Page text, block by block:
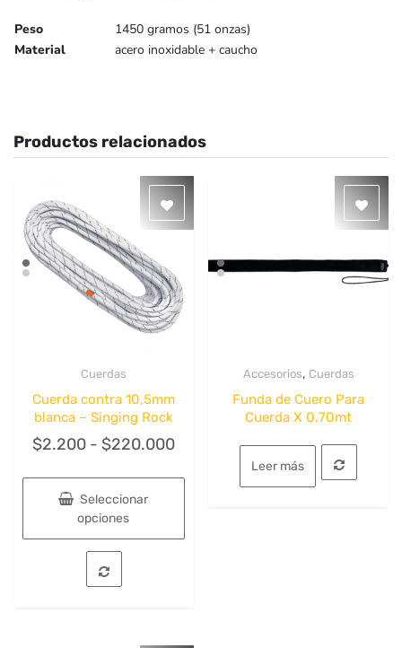
Peso
1450 gramos (51 onzas)
Material
acero inoxidable + caucho
Productos relacionados
Cuerdas
Cuerda contra 10,5mm
blanca – Singing Rock
$2.200 - $220.000Rango
$2.200
Seleccionar
opciones
Este
producto
tiene
Accesorios, Cuerdas
Funda de Cuero Para
Cuerda X 0.70mt
Leer más